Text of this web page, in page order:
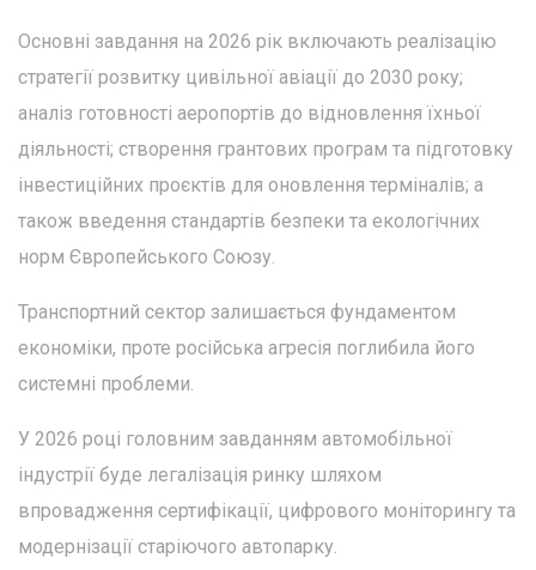
Основні завдання на 2026 рік включають реалізацію
стратегії розвитку цивільної авіації до 2030 року;
аналіз готовності аеропортів до відновлення їхньої
діяльності; створення грантових програм та підготовку
інвестиційних проєктів для оновлення терміналів; а
також введення стандартів безпеки та екологічних
норм Європейського Союзу.
Транспортний сектор залишається фундаментом
економіки, проте російська агресія поглибила його
системні проблеми.
У 2026 році головним завданням автомобільної
індустрії буде легалізація ринку шляхом
впровадження сертифікації, цифрового моніторингу та
модернізації старіючого автопарку.